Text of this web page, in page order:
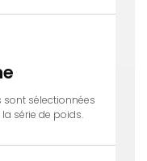
sont sélectionnées
série de poids.